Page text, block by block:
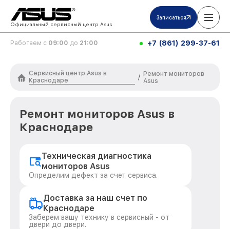
Официальный сервисный центр Asus
Записаться
Работаем с 09:00 до 21:00 +7 (861) 299-37-61
Сервисный центр Asus в
Краснодаре
/ Ремонт мониторов
Asus
Ремонт мониторов Asus в
Краснодаре
Техническая диагностика
мониторов Asus
Определим дефект за счет сервиса.
Доставка за наш счет по
Краснодаре
Заберем вашу технику в сервисный - от
двери до двери.